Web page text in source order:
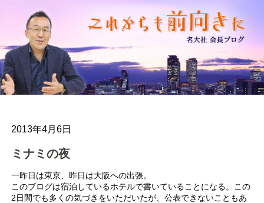
2013年4月6日
ミナミの夜
一昨日は東京、昨日は大阪への出張。
このブログは宿泊しているホテルで書いていることになる。この
2日間でも多くの気づきをいただいたが、公表できないこともあ